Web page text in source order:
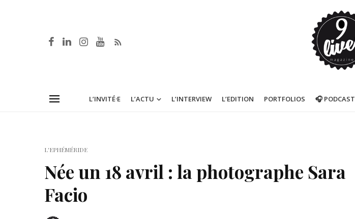
L’INVITÉ·E L’ACTU L’INTERVIEW L’EDITION PORTFOLIOS 🎧 PODCAST
L'EPHÉMÉRIDE
Née un 18 avril : la photographe Sara
Facio